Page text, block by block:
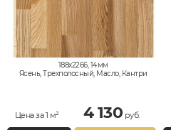
188x2266, 14мм
Ясень, Трехполосный, Масло, Кантри
Цена за 1 м² 4 130 руб.